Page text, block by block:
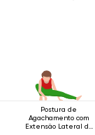
Postura de
Agachamento com
Extensão Lateral da